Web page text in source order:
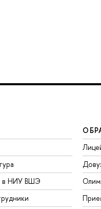
в НИУ ВШЭ